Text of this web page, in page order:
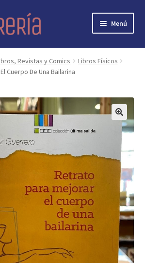
Menú
Revistas y Comics
Libros Físicos
Cuerpo De Una Bailarina
🔍